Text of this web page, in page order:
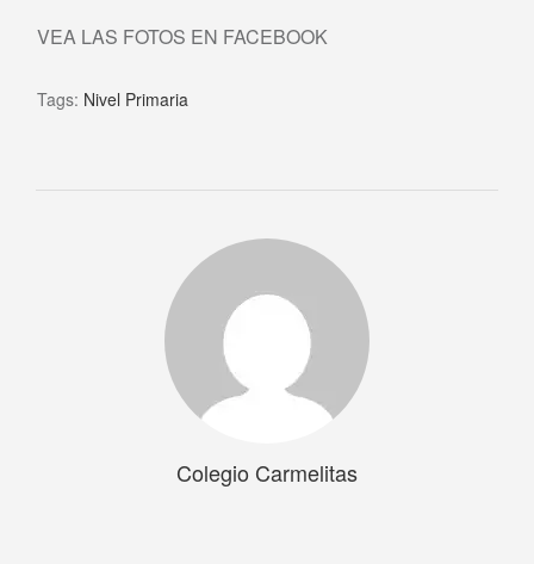
VEA LAS FOTOS EN FACEBOOK
Tags: Nivel Primaria
Colegio Carmelitas